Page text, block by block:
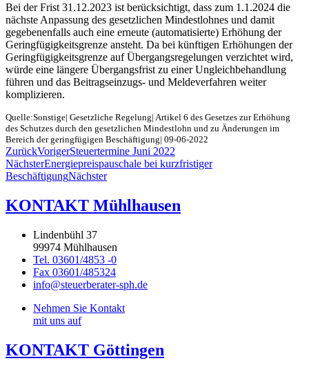
Bei der Frist 31.12.2023 ist berücksichtigt, dass zum 1.1.2024 die
nächste Anpassung des gesetzlichen Mindestlohnes und damit
gegebenenfalls auch eine erneute (automatisierte) Erhöhung der
Geringfügigkeitsgrenze ansteht. Da bei künftigen Erhöhungen der
Geringfügigkeitsgrenze auf Übergangsregelungen verzichtet wird,
würde eine längere Übergangsfrist zu einer Ungleichbehandlung
führen und das Beitragseinzugs- und Meldeverfahren weiter
komplizieren.
Quelle:Sonstige| Gesetzliche Regelung| Artikel 6 des Gesetzes zur Erhöhung
des Schutzes durch den gesetzlichen Mindestlohn und zu Änderungen im
Bereich der geringfügigen Beschäftigung| 09-06-2022
ZurückVorigerSteuertermine Juni 2022
NächsterEnergiepreispauschale bei kurzfristiger
BeschäftigungNächster
KONTAKT Mühlhausen
Lindenbühl 37
99974 Mühlhausen
Tel. 03601/4853 -0
Fax 03601/485324
info@steuerberater-sph.de
Nehmen Sie Kontakt
mit uns auf
KONTAKT Göttingen